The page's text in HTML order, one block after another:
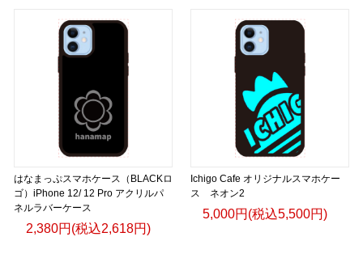
はなまっぷスマホケース（BLACKロ
ゴ）iPhone 12/ 12 Pro アクリルパ
ネルラバーケース
2,380円(税込2,618円)
Ichigo Cafe オリジナルスマホケー
ス ネオン2
5,000円(税込5,500円)